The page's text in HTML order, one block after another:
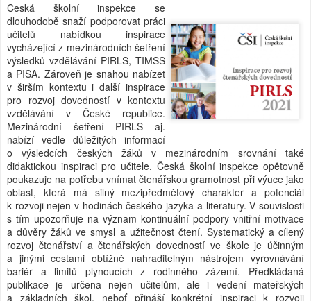
Česká školní inspekce se
dlouhodobě snaží podporovat práci
učitelů nabídkou inspirace
vycházející z mezinárodních šetření
výsledků vzdělávání PIRLS, TIMSS
a PISA. Zároveň je snahou nabízet
v širším kontextu i další inspirace
pro rozvoj dovedností v kontextu
vzdělávání v České republice.
Mezinárodní šetření PIRLS aj.
nabízí vedle důležitých informací
o výsledcích českých žáků v mezinárodním srovnání také
didaktickou inspiraci pro učitele. Česká školní inspekce opětovně
poukazuje na potřebu vnímat čtenářskou gramotnost při výuce jako
oblast, která má silný mezipředmětový charakter a potenciál
k rozvoji nejen v hodinách českého jazyka a literatury. V souvislosti
s tím upozorňuje na význam kontinuální podpory vnitřní motivace
a důvěry žáků ve smysl a užitečnost čtení. Systematický a cílený
rozvoj čtenářství a čtenářských dovedností ve škole je účinným
a jinými cestami obtížně nahraditelným nástrojem vyrovnávání
bariér a limitů plynoucích z rodinného zázemí. Předkládaná
publikace je určena nejen učitelům, ale i vedení mateřských
a základních škol, neboť přináší konkrétní inspiraci k rozvoji